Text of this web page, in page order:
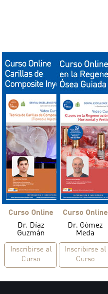
Curso Online
Dr. Díaz
Guzmán
Inscribirse al
Curso
Curso Online
Dr. Gómez
Meda
Inscribirse al
Curso